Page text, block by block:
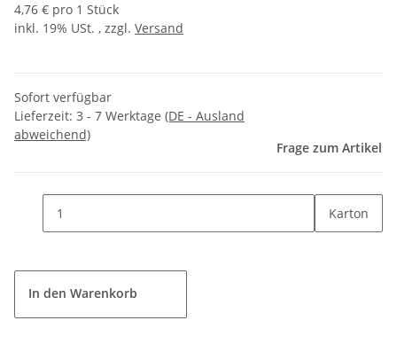
4,76 € pro 1 Stück
inkl. 19% USt. , zzgl. Versand
Sofort verfügbar
Lieferzeit: 3 - 7 Werktage (DE - Ausland
abweichend)
Frage zum Artikel
Karton
In den Warenkorb